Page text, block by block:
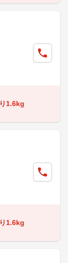
1.6kg
1.6kg